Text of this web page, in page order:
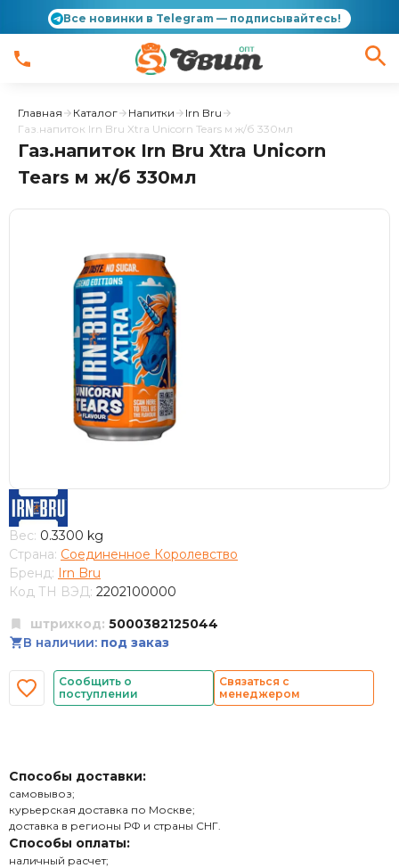
Все новинки в Telegram — подписывайтесь!
Главная Каталог Напитки
Irn Bru
Газ.напиток Irn Bru Xtra Unicorn Tears м ж/б 330мл
Газ.напиток Irn Bru Xtra Unicorn
Tears м ж/б 330мл
Вес: 0.3300 kg
Страна: Соединенное Королевство
Бренд: Irn Bru
Код ТН ВЭД: 2202100000
штрихкод: 5000382125044
В наличии: под заказ
Сообщить о
поступлении
Связаться с
менеджером
Способы доставки:
самовывоз;
курьерская доставка по Москве;
доставка в регионы РФ и страны СНГ.
Способы оплаты:
наличный расчет;